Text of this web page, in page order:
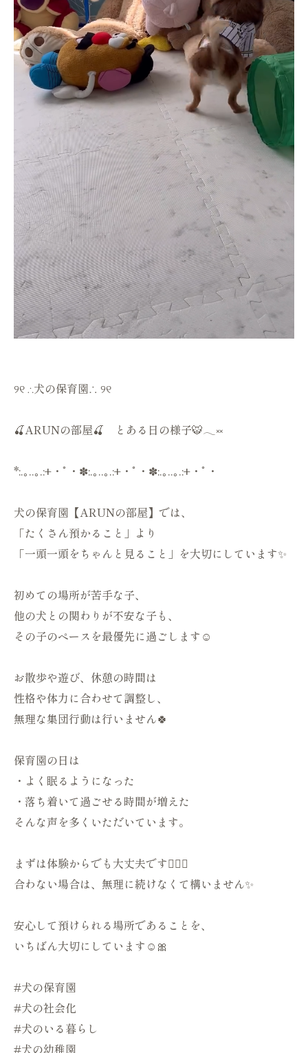
୨୧ ∴犬の保育園∴ ୨୧
🍒ARUNの部屋🍒 とある日の様子🐯𓂃༞
*:.｡..｡.:+・ﾟ・✽:.｡..｡.:+・ﾟ・✽:.｡..｡.:+・ﾟ・
犬の保育園【ARUNの部屋】では、
「たくさん預かること」より
「一頭一頭をちゃんと見ること」を大切にしています✨
初めての場所が苦手な子、
他の犬との関わりが不安な子も、
その子のペースを最優先に過ごします☺️
お散歩や遊び、休憩の時間は
性格や体力に合わせて調整し、
無理な集団行動は行いません🍀
保育園の日は
・よく眠るようになった
・落ち着いて過ごせる時間が増えた
そんな声を多くいただいています。
まずは体験からでも大丈夫です🙆🏻‍♀️
合わない場合は、無理に続けなくて構いません✨
安心して預けられる場所であることを、
いちばん大切にしています☺️🎀
#犬の保育園
#犬の社会化
#犬のいる暮らし
#犬の幼稚園